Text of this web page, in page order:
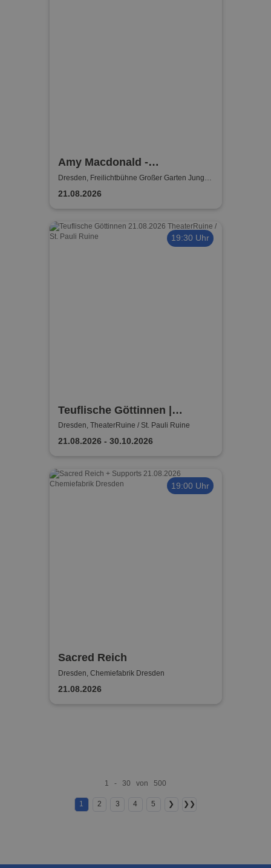
Amy Macdonald -
Sommershows 2026
Dresden, Freilichtbühne Großer Garten Junge
Garde
21.08.2026
19:30 Uhr
Teuflische Göttinnen |
TheaterRuine Dresden
Dresden, TheaterRuine / St. Pauli Ruine
21.08.2026 - 30.10.2026
19:00 Uhr
Sacred Reich
Dresden, Chemiefabrik Dresden
21.08.2026
1 - 30 von 500
1 2 3 4 5 ❯ ❯❯